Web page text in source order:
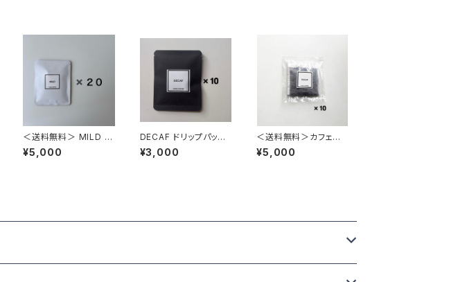
＜送料無料＞ MILD ド
リップパック 20個
¥5,000
DECAF ドリップパック
10個
¥3,000
＜送料無料＞カフェイ
ンレス水だしICE COF
FEE 500ml対応 10袋
¥5,000